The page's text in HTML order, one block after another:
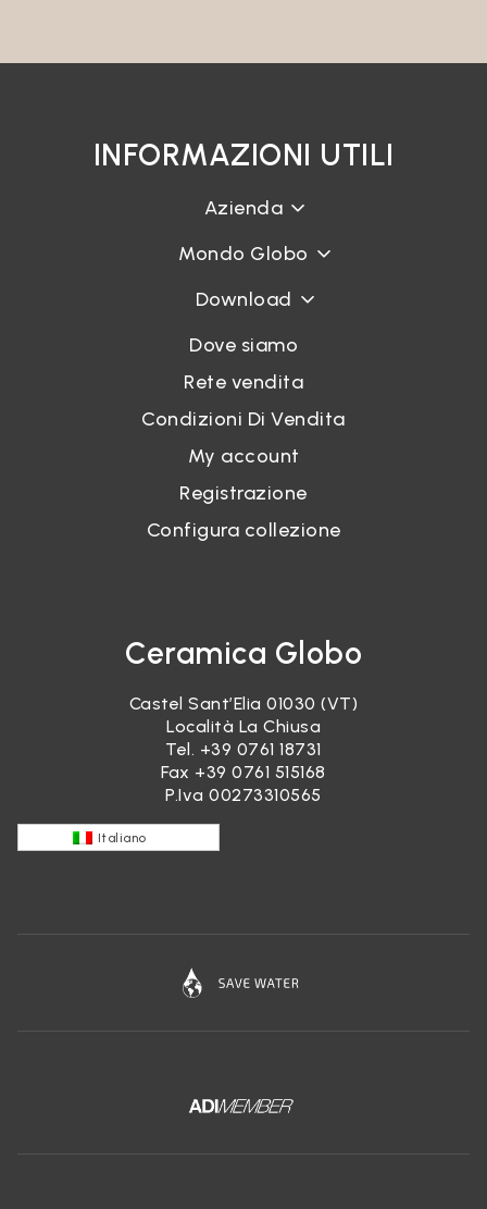
INFORMAZIONI UTILI
Azienda
Mondo Globo
Download
Dove siamo
Rete vendita
Condizioni Di Vendita
My account
Registrazione
Configura collezione
Ceramica Globo
Castel Sant’Elia 01030 (VT)
Località La Chiusa
Tel. +39 0761 18731
Fax +39 0761 515168
P.Iva 00273310565
Italiano